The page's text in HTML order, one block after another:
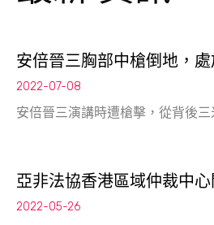
安倍晉三胸部中槍倒地，
2022-07-08
安倍晉三演講時遭槍擊，從背後
亞非法協香港區域仲裁中
2022-05-26